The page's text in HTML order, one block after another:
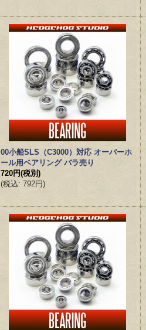
00小船SLS（C3000）対応 オーバーホ
ール用ベアリング バラ売り
720円(税別)
(税込: 792円)